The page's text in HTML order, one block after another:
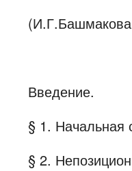
(И.Г.Башмакова
Введение.
§ 1. Начальная
§ 2.